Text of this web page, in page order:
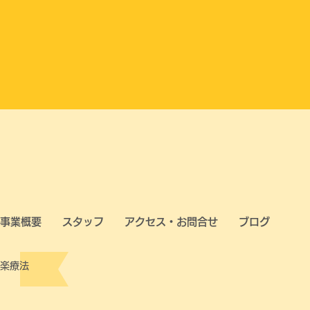
事業概要 スタッフ アクセス・お問合せ ブログ
療法​